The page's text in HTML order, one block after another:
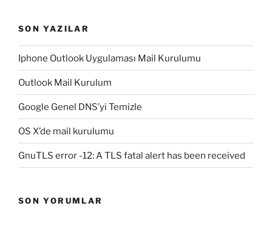
SON YAZILAR
Iphone Outlook Uygulaması Mail Kurulumu
Outlook Mail Kurulum
Google Genel DNS’yi Temizle
OS X’de mail kurulumu
GnuTLS error -12: A TLS fatal alert has been received
SON YORUMLAR